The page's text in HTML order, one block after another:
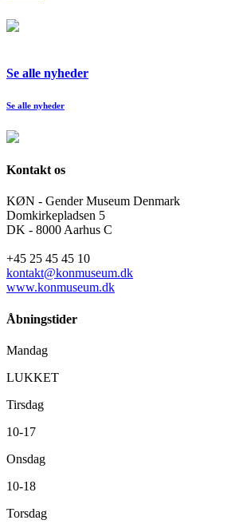
Se alle nyheder
Se alle nyheder
Kontakt os
KØN - Gender Museum Denmark
Domkirkepladsen 5
DK - 8000 Aarhus C
+45 25 45 45 10
kontakt@konmuseum.dk
www.konmuseum.dk
Åbningstider
Mandag
LUKKET
Tirsdag
10-17
Onsdag
10-18
Torsdag